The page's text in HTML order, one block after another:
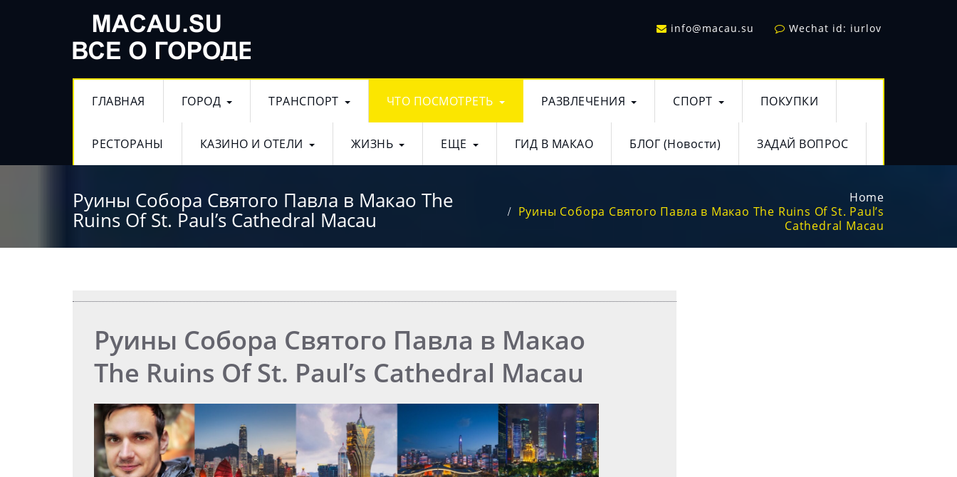
info@macau.su Wechat id: iurlov
ГЛАВНАЯ ГОРОД ТРАНСПОРТ ЧТО ПОСМОТРЕТЬ РАЗВЛЕЧЕНИЯ СПОРТ ПОКУПКИ
РЕСТОРАНЫ КАЗИНО И ОТЕЛИ ЖИЗНЬ ЕЩЕ ГИД В МАКАО БЛОГ (Новости) ЗАДАЙ ВОПРОС
Руины Собора Святого Павла в Макао The
Ruins Of St. Paul’s Cathedral Macau
Home
Руины Собора Святого Павла в Макао The Ruins Of St. Paul’s
Cathedral Macau
Руины Собора Святого Павла в Макао
The Ruins Of St. Paul’s Cathedral Macau